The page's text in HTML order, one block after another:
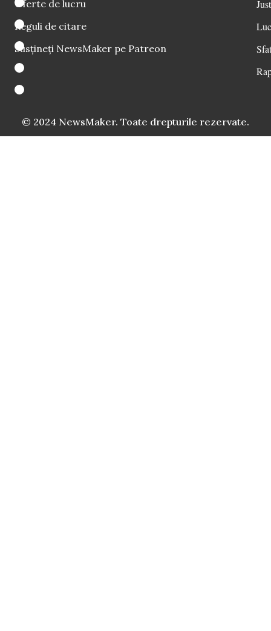
Oferte de lucru
Reguli de citare
Susțineți NewsMaker pe Patreon
© 2024 NewsMaker. Toate drepturile rezervate.